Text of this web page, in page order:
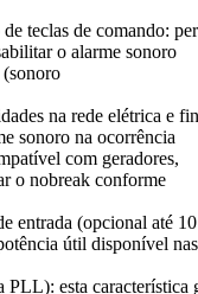
teclas de comando:
o alarme sonoro
na rede elétrica e
sonoro na ocorrência
com geradores,
o nobreak conforme
entrada (opcional
útil disponível
esta